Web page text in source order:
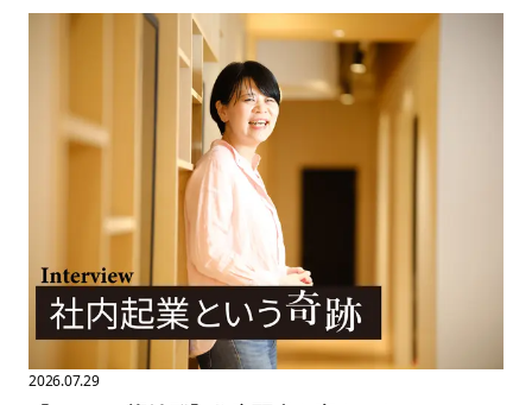
イントラプレナーたちの挑戦の軌跡を追う